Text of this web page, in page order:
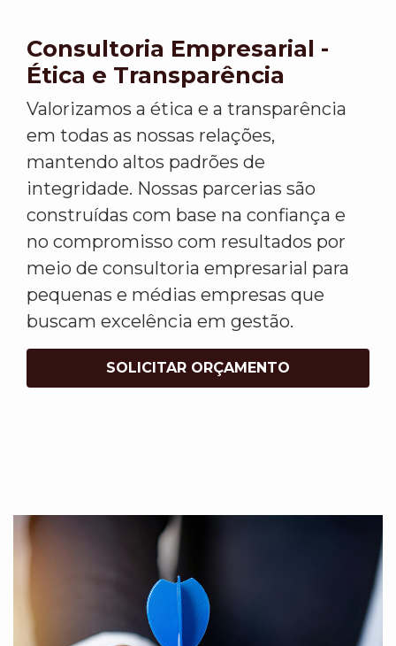
Consultoria Empresarial -
Ética e Transparência
Valorizamos a ética e a transparência
em todas as nossas relações,
mantendo altos padrões de
integridade. Nossas parcerias são
construídas com base na confiança e
no compromisso com resultados por
meio de consultoria empresarial para
pequenas e médias empresas que
buscam excelência em gestão.
SOLICITAR ORÇAMENTO